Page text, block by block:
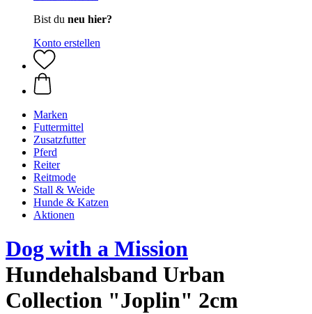
Bist du neu hier?
Konto erstellen
Marken
Futtermittel
Zusatzfutter
Pferd
Reiter
Reitmode
Stall & Weide
Hunde & Katzen
Aktionen
Dog with a Mission
Hundehalsband Urban
Collection "Joplin" 2cm